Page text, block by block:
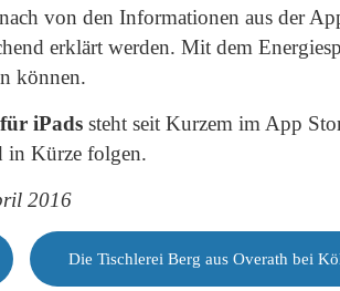
von den Informationen aus der
erklärt werden. Mit dem
können.
iPadssteht seit Kurzem im App
in Kürze folgen.
2016
Die Tischlerei Berg aus Overath bei